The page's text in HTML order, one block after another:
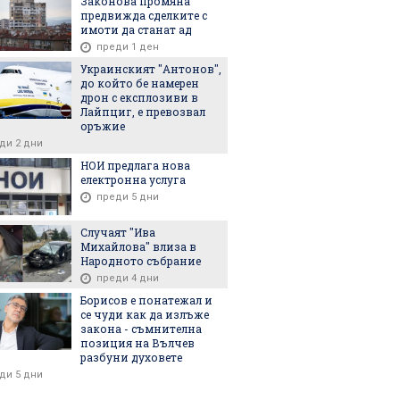
община
проверките
движение
22.07.2026
напада деца с колела и
тротинетки в Хисаря
08.08.2026
предвижда сделките с
имоти да станат ад
преди 1 ден
Украинският "Антонов",
до който бе намерен
дрон с експлозиви в
Лайпциг, е превозвал
оръжие
2 дни
НОИ предлага нова
електронна услуга
преди 5 дни
Случаят "Ива
Михайлова" влиза в
Народното събрание
преди 4 дни
Борисов е понатежал и
се чуди как да излъже
закона - съмнителна
позиция на Вълчев
разбуни духовете
5 дни